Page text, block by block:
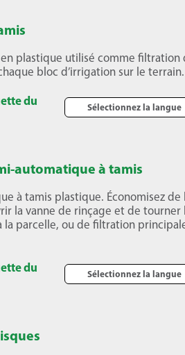
plastique utilisé comme filtration
bloc d’irrigation sur le terrain.
du
Sélectionnez la langue
automatique à tamis
à tamis plastique. Économisez
la vanne de rinçage et de
la parcelle, ou de filtration
du
Sélectionnez la langue